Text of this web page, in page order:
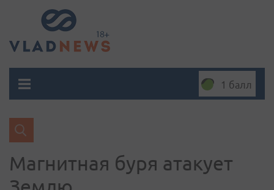
1 балл
Магнитная буря атакует